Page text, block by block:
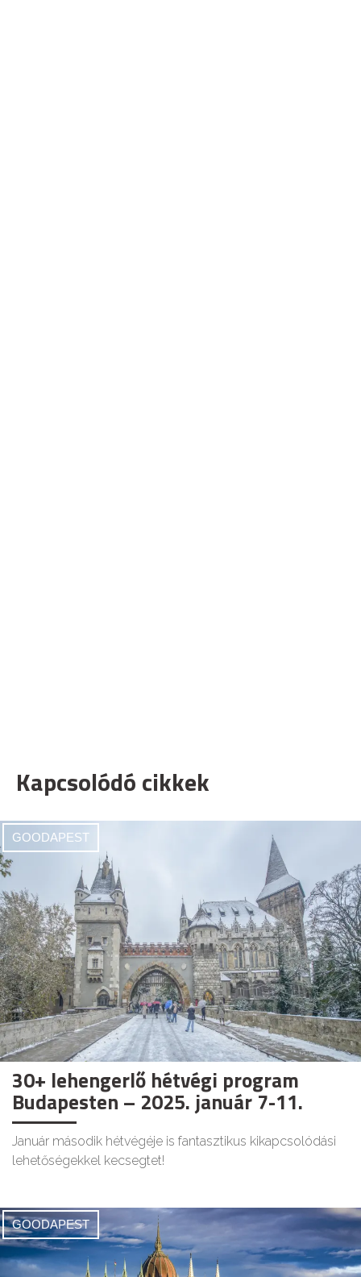
Kapcsolódó cikkek
GOODAPEST
30+ lehengerlő hétvégi program
Budapesten – 2025. január 7-11.
Január második hétvégéje is fantasztikus kikapcsolódási
lehetőségekkel kecsegtet!
GOODAPEST